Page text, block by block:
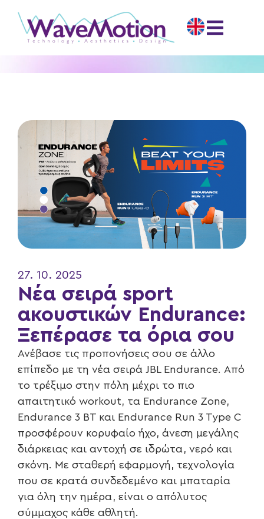
27. 10. 2025
Νέα σειρά sport
ακουστικών Endurance:
Ξεπέρασε τα όρια σου
Ανέβασε τις προπονήσεις σου σε άλλο
επίπεδο με τη νέα σειρά JBL Endurance. Από
το τρέξιμο στην πόλη μέχρι το πιο
απαιτητικό workout, τα Endurance Zone,
Endurance 3 BT και Endurance Run 3 Type C
προσφέρουν κορυφαίο ήχο, άνεση μεγάλης
διάρκειας και αντοχή σε ιδρώτα, νερό και
σκόνη. Με σταθερή εφαρμογή, τεχνολογία
που σε κρατά συνδεδεμένο και μπαταρία
για όλη την ημέρα, είναι ο απόλυτος
σύμμαχος κάθε αθλητή.